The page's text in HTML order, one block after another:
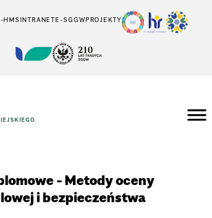
HMSINTRANETE-SGGWPROJEKTY
- Metody oceny
i bezpieczeństwa